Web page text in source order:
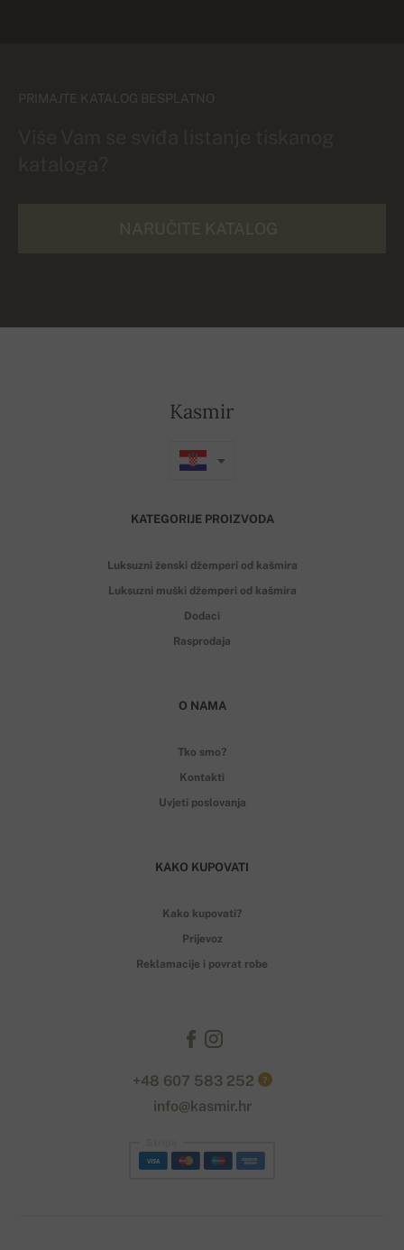
PRIMAJTE KATALOG BESPLATNO
Kasmir
KATEGORIJE PROIZVODA
Luksuzni ženski džemperi od kašmira
Luksuzni muški džemperi od kašmira
Dodaci
Rasprodaja
O NAMA
Tko smo?
Kontakti
Uvjeti poslovanja
KAKO KUPOVATI
Kako kupovati?
Prijevoz
Reklamacije i povrat robe
+48 607 583 252 ?
info@kasmir.hr